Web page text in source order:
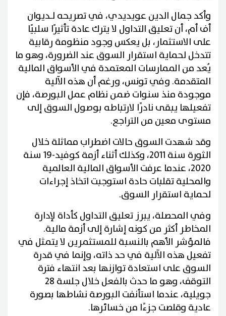
وأكد جمال الدين عويديدي، في تصريحه لـديوان
أف أم، أن تعليق التداول لا يترك عادة تأثيرًا سلبيًا
على الاستثمار، بل يعكس وجود منظومة رقابية
تتدخل لحماية استقرار السوق عند الضرورة، وهو ما
يُعد من الممارسات المعتمدة في الأسواق المالية
المتقدمة. وفي تونس، ورغم أن هذه الآلية
موجودة منذ سنوات ضمن نظام عمل البورصة، فإن
تفعيلها يبقى نادرًا لارتباطه بوصول السوق إلى
مستوى معين من التراجع.
وقد شهدت السوق حالات اضطراب مماثلة خلال
الثورة سنة 2011، وكذلك أثناء أزمة كوفيد-19 سنة
2020، عندما عرفت الأسواق المالية العالمية
والمحلية تقلبات حادة استوجبت اتخاذ إجراءات
لحماية استقرار السوق.
وفي المحصلة، يبرز تعليق التداول كأداة لإدارة
المخاطر أكثر من كونه إشارة إلى أزمة مالية.
فالمؤشر الأهم بالنسبة للمستثمرين لا يتمثل في
تفعيل هذه الآلية في حد ذاته، وإنما في قدرة
السوق على استعادة توازنها بعد انتهاء فترة
التوقف، وهو ما حدث بالفعل خلال جلسة 28
جويلية، عندما استأنفت البورصة نشاطها بصورة
عادية وقلصت جزءًا من خسائرها.